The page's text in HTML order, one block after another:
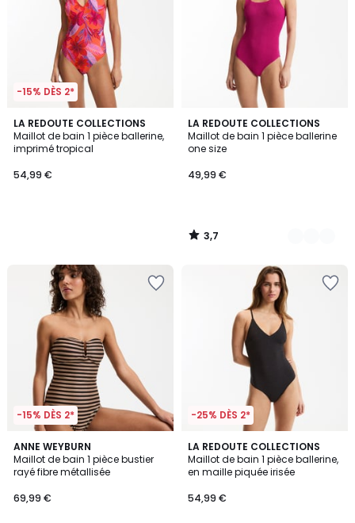
-15% DÈS 2*
LA REDOUTE COLLECTIONS
Maillot de bain 1 pièce ballerine,
imprimé tropical
54,99 €
LA REDOUTE COLLECTIONS
Maillot de bain 1 pièce ballerine
one size
49,99 €
3,7
/ 5
2
Couleurs
3,7
/
-15% DÈS 2*
ANNE WEYBURN
Maillot de bain 1 pièce bustier
rayé fibre métallisée
69,99 €
3,6
/ 5
-25% DÈS 2*
LA REDOUTE COLLECTIONS
Maillot de bain 1 pièce ballerine,
en maille piquée irisée
54,99 €
4,8
/ 5
2
Couleurs